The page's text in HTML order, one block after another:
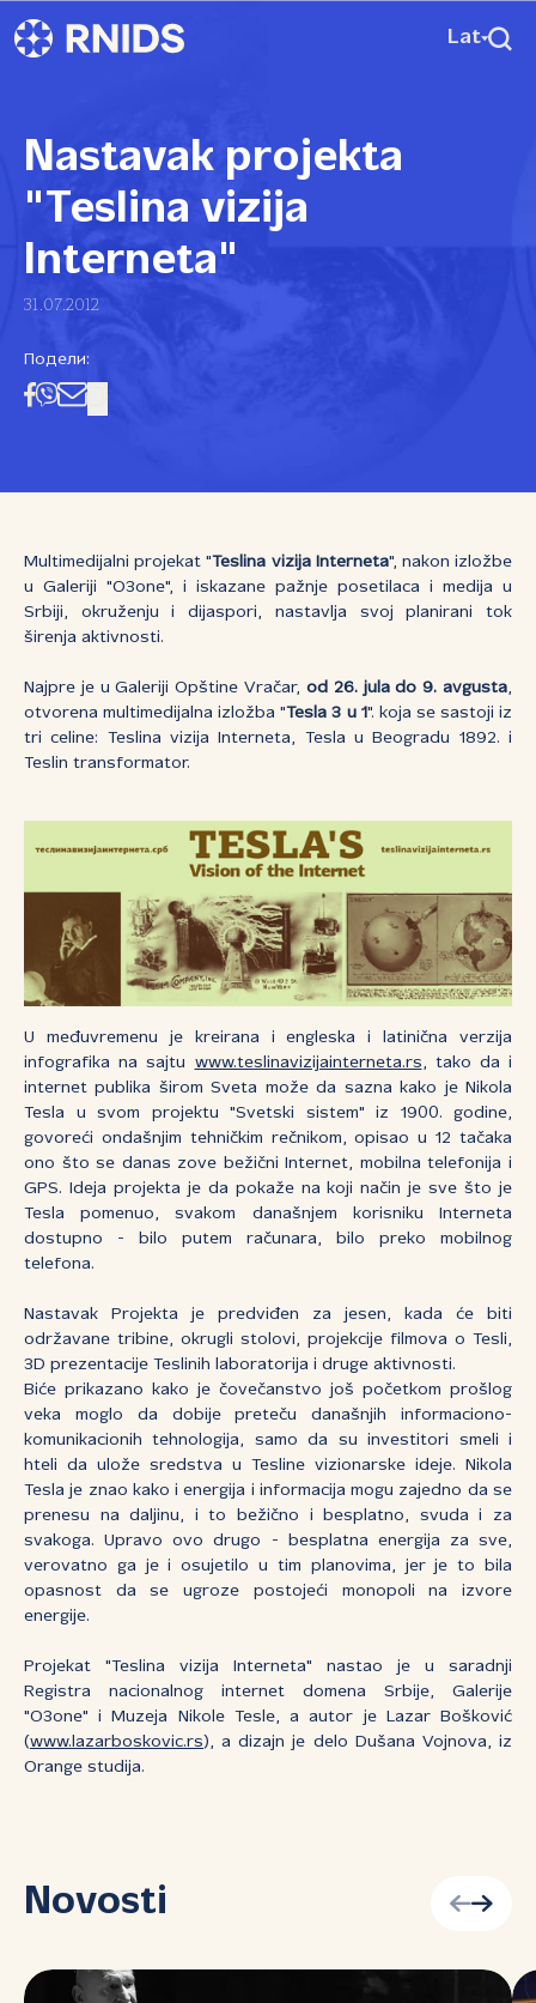
Lat
Nastavak projekta
"Teslina vizija
Interneta"
31.07.2012
Подели:
Multimedijalni projekat "Teslina vizija Interneta", nakon izložbe
u Galeriji "O3one", i iskazane pažnje posetilaca i medija u
Srbiji, okruženju i dijaspori, nastavlja svoj planirani tok
širenja aktivnosti.
Najpre je u Galeriji Opštine Vračar, od 26. jula do 9. avgusta,
otvorena multimedijalna izložba "Tesla 3 u 1". koja se sastoji iz
tri celine: Teslina vizija Interneta, Tesla u Beogradu 1892. i
Teslin transformator.
U međuvremenu je kreirana i engleska i latinična verzija
infografika na sajtu www.teslinavizijainterneta.rs, tako da i
internet publika širom Sveta može da sazna kako je Nikola
Tesla u svom projektu "Svetski sistem" iz 1900. godine,
govoreći ondašnjim tehničkim rečnikom, opisao u 12 tačaka
ono što se danas zove bežični Internet, mobilna telefonija i
GPS. Ideja projekta je da pokaže na koji način je sve što je
Tesla pomenuo, svakom današnjem korisniku Interneta
dostupno - bilo putem računara, bilo preko mobilnog
telefona.
Nastavak Projekta je predviđen za jesen, kada će biti
održavane tribine, okrugli stolovi, projekcije filmova o Tesli,
3D prezentacije Teslinih laboratorija i druge aktivnosti.
Biće prikazano kako je čovečanstvo još početkom prošlog
veka moglo da dobije preteču današnjih informaciono-
komunikacionih tehnologija, samo da su investitori smeli i
hteli da ulože sredstva u Tesline vizionarske ideje. Nikola
Tesla je znao kako i energija i informacija mogu zajedno da se
prenesu na daljinu, i to bežično i besplatno, svuda i za
svakoga. Upravo ovo drugo - besplatna energija za sve,
verovatno ga je i osujetilo u tim planovima, jer je to bila
opasnost da se ugroze postojeći monopoli na izvore
energije.
Projekat "Teslina vizija Interneta" nastao je u saradnji
Registra nacionalnog internet domena Srbije, Galerije
"O3one" i Muzeja Nikole Tesle, a autor je Lazar Bošković
(www.lazarboskovic.rs), a dizajn je delo Dušana Vojnova, iz
Orange studija.
Novosti